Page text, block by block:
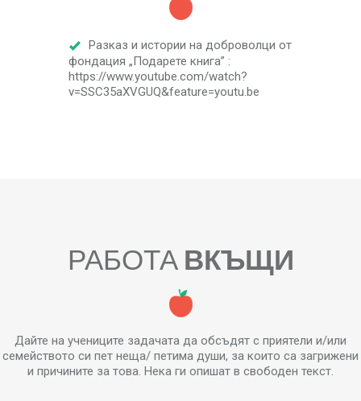
Разказ и истории на доброволци от
фондация „Подарете книга” :
https://www.youtube.com/watch?
v=SSC35aXVGUQ&feature=youtu.be
РАБОТА ВКЪЩИ
Дайте на учениците задачата да обсъдят с приятели и/или
семейството си пет неща/ петима души, за които са загрижени
и причините за това. Нека ги опишат в свободен текст.